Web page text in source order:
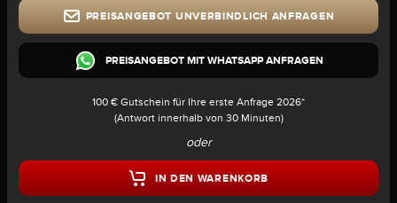
PREISANGEBOT UNVERBINDLICH ANFRAGEN
PREISANGEBOT MIT WHATSAPP ANFRAGEN
100 € Gutschein für Ihre erste Anfrage 2026*
(Antwort innerhalb von 30 Minuten)
oder
IN DEN WARENKORB